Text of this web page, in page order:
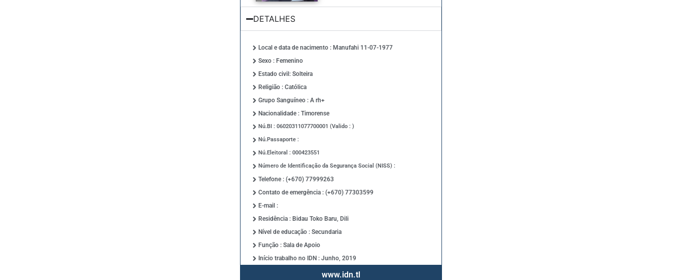
DETALHES
Local e data de nacimento : Manufahi 11-07-1977
Sexo : Femenino
Estado civil: Solteira
Religião : Católica
Grupo Sanguíneo : A rh+
Nacionalidade : Timorense
Nú.BI : 06020311077700001 (Valido : )
Nú.Passaporte :
Nú.Eleitoral : 000423551
Número de Identificação da Segurança Social (NISS) :
Telefone : (+670) 77999263
Contato de emergência : (+670) 77303599
E-mail :
Residência : Bidau Toko Baru, Dili
Nível de educação : Secundaria
Função : Sala de Apoio
Início trabalho no IDN : Junho, 2019
www.idn.tl